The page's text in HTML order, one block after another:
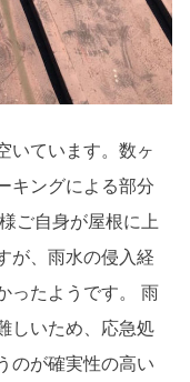
いています。数ヶ
キングによる部分
ご自身が屋根に上
が、雨水の侵入経
ったようです。 雨
しいため、応急処
のが確実性の高い